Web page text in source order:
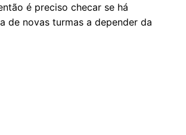
é preciso checar se há
de novas turmas a depender da